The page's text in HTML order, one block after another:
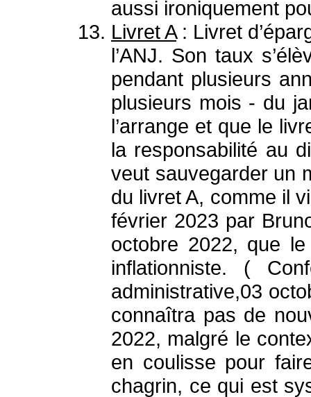
aussi ironiquement
Livret A: Livret
l’ANJ. Son taux
pendant plusieurs
plusieurs mois - du
l’arrange et que le
la responsabilité au
veut sauvegarder un
du livret A, comme il
février 2023 par
octobre 2022, que
inflationniste. (
administrative,03
connaîtra pas de
2022, malgré le
en coulisse pour
chagrin, ce qui est